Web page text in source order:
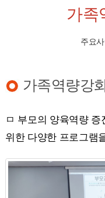
가족
주요
가족역량강
ㅁ 부모의 양육역량
위한 다양한 프로그램